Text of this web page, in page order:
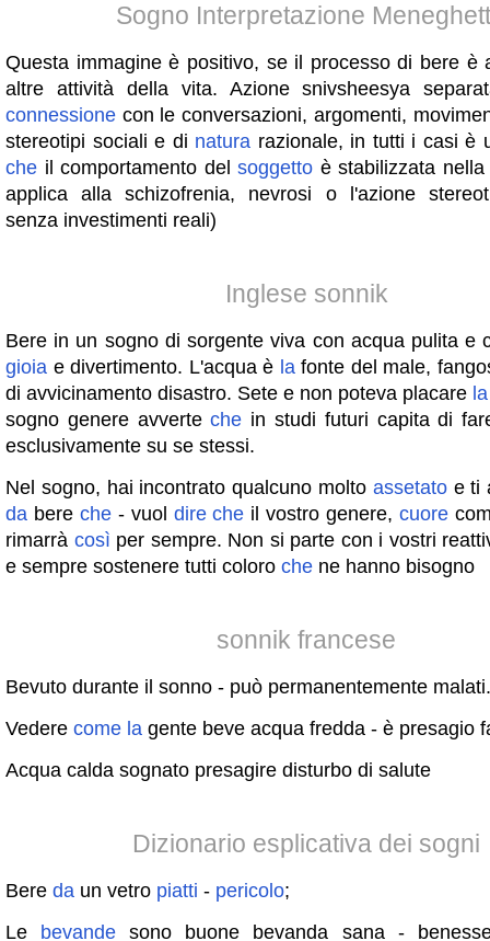
Sogno Interpretazione
Questa immagine è positivo, se il processo di bere è
altre attività della vita. Azione snivsheesya
connessione con le conversazioni, argomenti,
stereotipi sociali e di natura razionale, in tutti i casi è
che il comportamento del soggetto è stabilizzata
applica alla schizofrenia, nevrosi o l'azione
senza investimenti reali)
Inglese sonnik
Bere in un sogno di sorgente viva con acqua pulita e
gioia e divertimento. L'acqua è lafonte del male,
di avvicinamento disastro. Sete e non poteva placare la
sogno genere avverteche in studi futuri capita di
esclusivamente su se stessi.
Nel sogno, hai incontrato qualcuno molto assetatoe ti
da bere che- vuol dire che il vostro genere,cuore
rimarrà così per sempre. Non si parte con i vostri
e sempre sostenere tutti coloro che ne hanno bisogno
sonnik francese
Bevuto durante il sonno - può permanentemente malati.
Vedere come la gente beve acqua fredda - è presagio
Acqua calda sognato presagire disturbo di salute
Dizionario esplicativa dei sogni
Bere da un vetro piatti - pericolo;
Le bevande sono buone bevanda sana -